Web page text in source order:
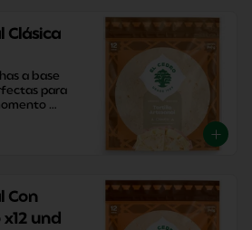
Clásica
a base
para
Con
und